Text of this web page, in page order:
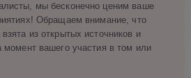
мы бесконечно ценим ваше
Обращаем внимание, что
из открытых источников и
момент вашего участия в том или